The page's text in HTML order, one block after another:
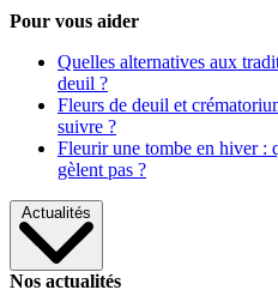
Pour vous aider
Quelles alternatives aux
deuil ?
Fleurs de deuil et
suivre ?
Fleurir une tombe en hiver :
gèlent pas ?
Actualités
Nos actualités